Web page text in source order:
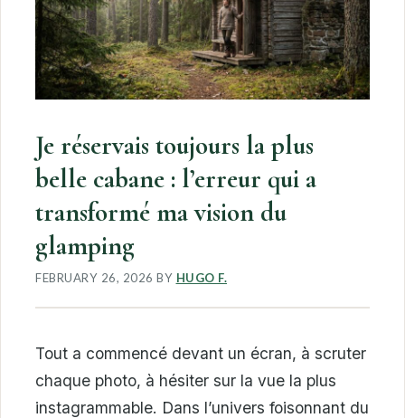
Je réservais toujours la plus
belle cabane : l’erreur qui a
transformé ma vision du
glamping
FEBRUARY 26, 2026 BY HUGO F.
Tout a commencé devant un écran, à scruter
chaque photo, à hésiter sur la vue la plus
instagrammable. Dans l’univers foisonnant du